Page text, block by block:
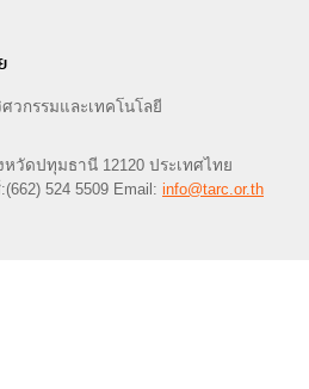
กรรมและเทคโนโลยี
วัดปทุมธานี 12120 ประเทศไทย
524 5509 Email: info@tarc.or.th